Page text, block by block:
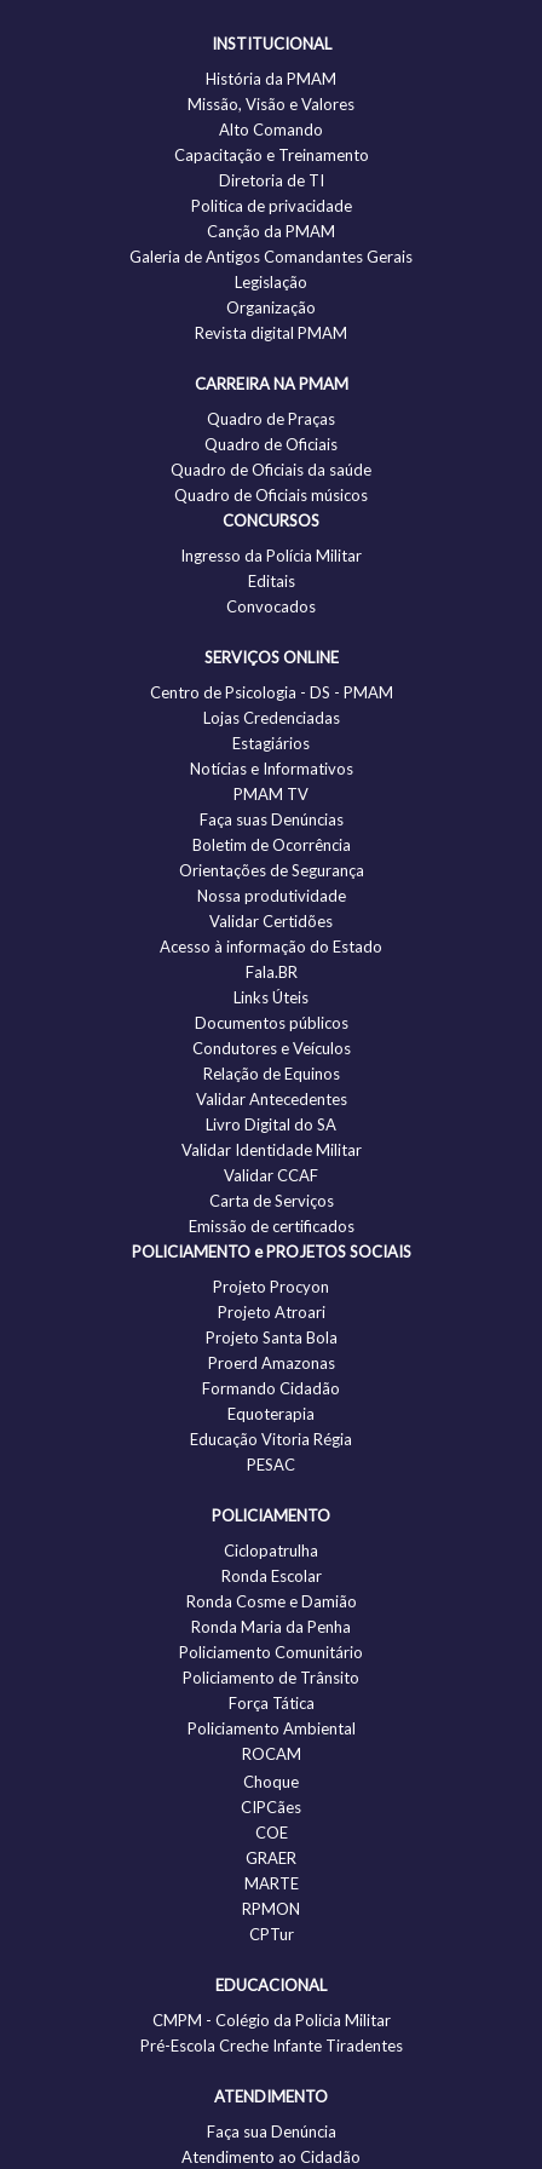
INSTITUCIONAL
História da PMAM
Missão, Visão e Valores
Alto Comando
Capacitação e Treinamento
Diretoria de TI
Politica de privacidade
Canção da PMAM
Galeria de Antigos Comandantes Gerais
Legislação
Organização
Revista digital PMAM
CARREIRA NA PMAM
Quadro de Praças
Quadro de Oficiais
Quadro de Oficiais da saúde
Quadro de Oficiais músicos
CONCURSOS
Ingresso da Polícia Militar
Editais
Convocados
SERVIÇOS ONLINE
Centro de Psicologia - DS - PMAM
Lojas Credenciadas
Estagiários
Notícias e Informativos
PMAM TV
Faça suas Denúncias
Boletim de Ocorrência
Orientações de Segurança
Nossa produtividade
Validar Certidões
Acesso à informação do Estado
Fala.BR
Links Úteis
Documentos públicos
Condutores e Veículos
Relação de Equinos
Validar Antecedentes
Livro Digital do SA
Validar Identidade Militar
Validar CCAF
Carta de Serviços
Emissão de certificados
POLICIAMENTO e PROJETOS SOCIAIS
Projeto Procyon
Projeto Atroari
Projeto Santa Bola
Proerd Amazonas
Formando Cidadão
Equoterapia
Educação Vitoria Régia
PESAC
POLICIAMENTO
Ciclopatrulha
Ronda Escolar
Ronda Cosme e Damião
Ronda Maria da Penha
Policiamento Comunitário
Policiamento de Trânsito
Força Tática
Policiamento Ambiental
ROCAM
Choque
CIPCães
COE
GRAER
MARTE
RPMON
CPTur
EDUCACIONAL
CMPM - Colégio da Policia Militar
Pré-Escola Creche Infante Tiradentes
ATENDIMENTO
Faça sua Denúncia
Atendimento ao Cidadão